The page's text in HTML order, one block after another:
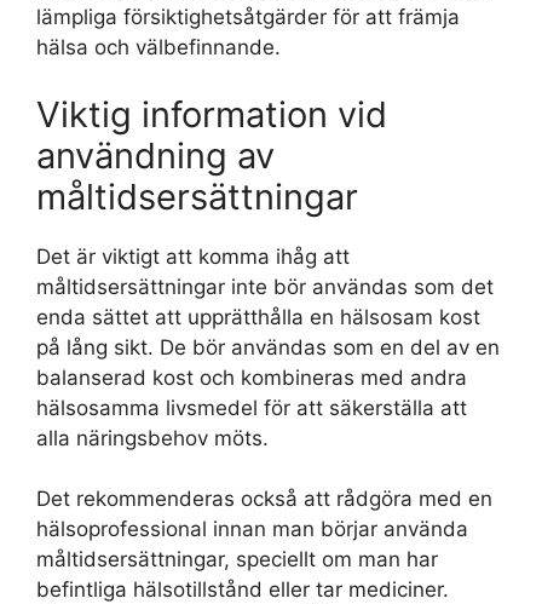
lämpliga försiktighetsåtgärder för att främja
hälsa och välbefinnande.
Viktig information vid
användning av
måltidsersättningar
Det är viktigt att komma ihåg att
måltidsersättningar inte bör användas som det
enda sättet att upprätthålla en hälsosam kost
på lång sikt. De bör användas som en del av en
balanserad kost och kombineras med andra
hälsosamma livsmedel för att säkerställa att
alla näringsbehov möts.
Det rekommenderas också att rådgöra med en
hälsoprofessional innan man börjar använda
måltidsersättningar, speciellt om man har
befintliga hälsotillstånd eller tar mediciner.